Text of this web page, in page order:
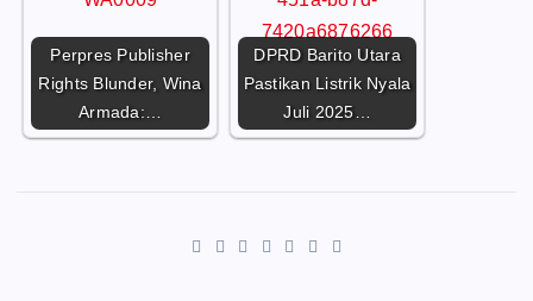
Perpres Publisher
Rights Blunder, Wina
Armada:…
DPRD Barito Utara
Pastikan Listrik Nyala
Juli 2025…